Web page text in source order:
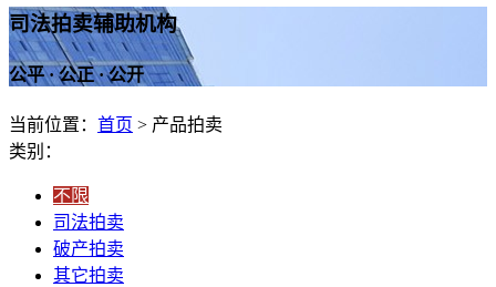
司法拍卖辅助机构
公平 · 公正 · 公开
当前位置： 首页 > 产品拍卖
类别：
不限
司法拍卖
破产拍卖
其它拍卖